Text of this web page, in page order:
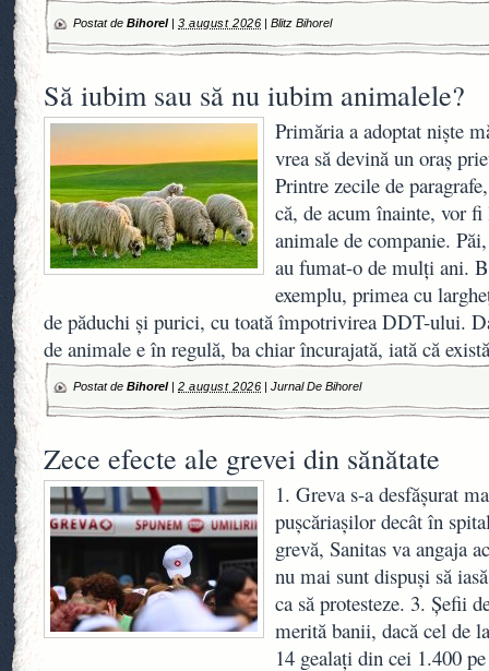
Postat de Bihorel| 3 august 2026 |Blitz Bihorel
Să iubim sau să nu iubim animalele?
Primăria a adoptat niște
vrea să devină un oraș
Printre zecile de
că, de acum înainte, vor fi
animale de companie.
au fumat-o de mulți ani.
exemplu, primea cu
de păduchi și purici, cu toată împotrivirea DDT-ului.
de animale e în regulă, ba chiar încurajată, iată că
Postat de Bihorel| 2 august 2026 |Jurnal De Bihorel
Zece efecte ale grevei din sănătate
1. Greva s-a desfășurat
pușcăriașilor decât în
grevă, Sanitas va angaja
nu mai sunt dispuși să
ca să protesteze. 3. Șefii
merită banii, dacă cel de
14 gealați din cei 1.400